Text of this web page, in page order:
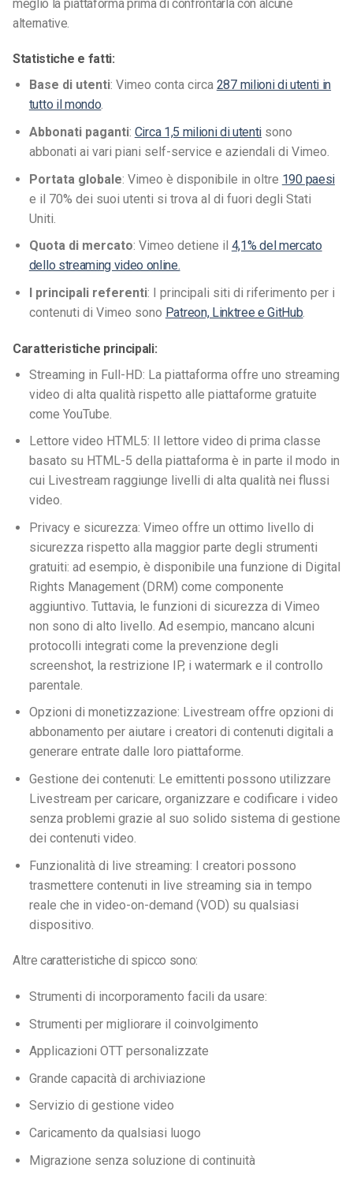
meglio la piattaformaprima di confrontarla con alcune
alternative.
Statistiche e fatti:
Base di utenti: Vimeo conta circa 287 milioni di utenti in
tutto il mondo.
Abbonati paganti: Circa 1,5 milioni di utenti sono
abbonati ai vari piani self-service e aziendali di Vimeo.
Portata globale: Vimeo è disponibile in oltre 190 paesi
e il 70% dei suoi utenti si trova al di fuori degli Stati
Uniti.
Quota di mercato: Vimeo detiene il 4,1% del mercato
dello streaming video online.
I principali referenti: I principali siti di riferimento per i
contenuti di Vimeo sono Patreon, Linktree e GitHub
Caratteristiche principali:
Streaming in Full-HD: La piattaforma offre uno streaming
video di alta qualità rispetto alle piattaforme gratuite
come YouTube.
Lettore video HTML5: Il lettore video di prima classe
basato su HTML-5 della piattaforma è in parte il modo in
cui Livestream raggiunge livelli di alta qualità nei flussi
video.
Privacy e sicurezza: Vimeo offre un ottimo livello di
sicurezza rispetto alla maggior parte degli strumenti
gratuiti: ad esempio, è disponibile una funzione di Digital
Rights Management (DRM) come componente
aggiuntivo. Tuttavia, le funzioni di sicurezza di Vimeo
non sono di alto livello. Ad esempio, mancano alcuni
protocolli integrati come la prevenzione degli
screenshot, la restrizione IP, i watermark e il controllo
parentale.
Opzioni di monetizzazione: Livestream offre opzioni di
abbonamento per aiutare i creatori di contenuti digitali a
generare entrate dalle loro piattaforme.
Gestione dei contenuti: Le emittenti possono utilizzare
Livestream per caricare, organizzare e codificare i video
senza problemi grazie al suo solido sistema di gestione
dei contenuti video.
Funzionalità di live streaming: I creatori possono
trasmettere contenuti in live streaming sia in tempo
reale che in video-on-demand (VOD) su qualsiasi
dispositivo.
Altre caratteristiche di spicco sono:
Strumenti di incorporamento facili da usare:
Strumenti per migliorare il coinvolgimento
Applicazioni OTT personalizzate
Grande capacità di archiviazione
Servizio di gestione video
Caricamento da qualsiasi luogo
Migrazione senza soluzione di continuità